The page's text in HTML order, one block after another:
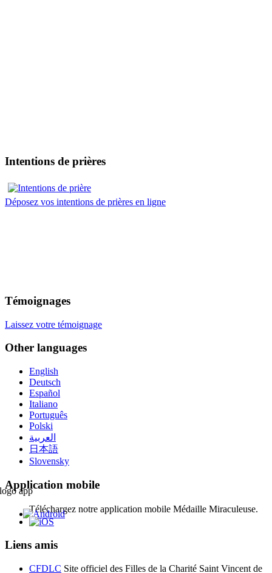
Intentions de prières
Déposez vos intentions de prières en ligne
Témoignages
Laissez votre témoignage
Other languages
English
Deutsch
Español
Italiano
Português
Polski
العربية
日本語
Slovensky
Application mobile
Téléchargez notre application mobile Médaille Miraculeuse.
Liens amis
CFDLC Site officiel des Filles de la Charité Saint Vincent de